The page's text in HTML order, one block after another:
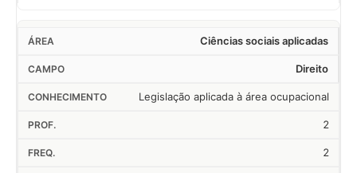
Ciências sociais aplicadas
Direito
Legislação aplicada à área ocupacional
2
2